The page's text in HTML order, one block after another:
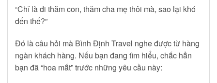
“Chỉ là đi thăm con, thăm cha mẹ thôi mà, sao lại khó
đến thế?”
Đó là câu hỏi mà Bình Định Travel nghe được từ hàng
ngàn khách hàng. Nếu bạn đang tìm hiểu, chắc hẳn
bạn đã “hoa mắt” trước những yêu cầu này: